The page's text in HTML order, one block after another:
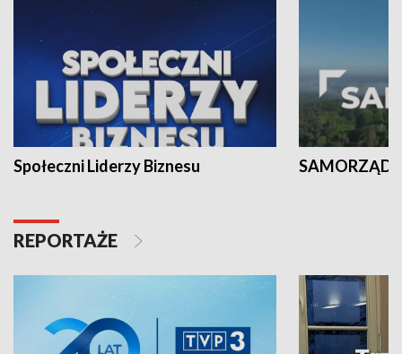
Społeczni Liderzy Biznesu SAMORZĄD
REPORTAŻE